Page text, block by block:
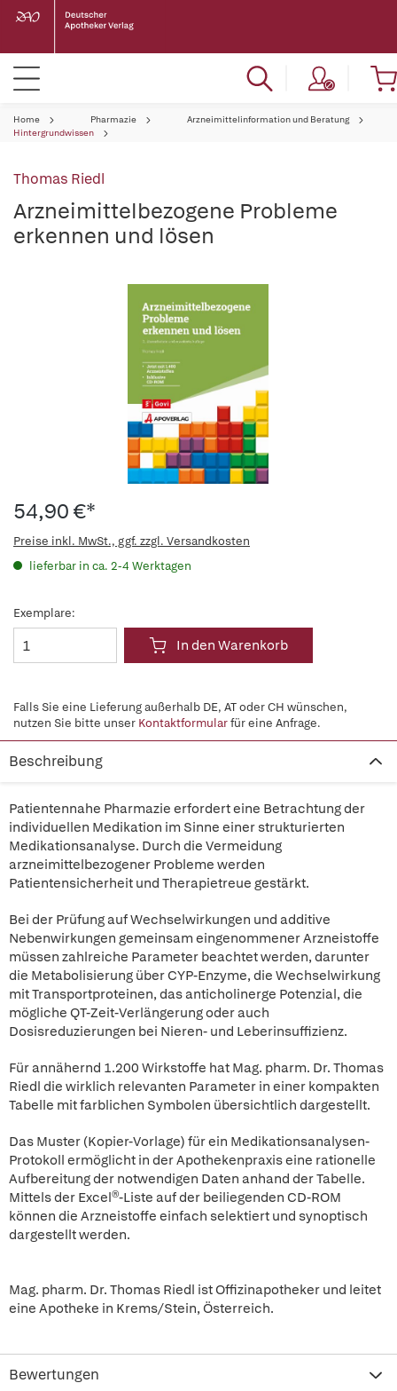
Home Pharmazie
Arzneimittelinformation und Beratung
Hintergrundwissen
Thomas Riedl
Arzneimittelbezogene Probleme
erkennen und lösen
54,90 €*
Preise inkl. MwSt., ggf. zzgl. Versandkosten
lieferbar in ca. 2-4 Werktagen
Exemplare:
In den Warenkorb
Falls Sie eine Lieferung außerhalb DE, AT oder CH wünschen,
nutzen Sie bitte unser Kontaktformularfür eine Anfrage.
Beschreibung
Patientennahe Pharmazie erfordert eine Betrachtung der
individuellen Medikation im Sinne einer strukturierten
Medikationsanalyse. Durch die Vermeidung
arzneimittelbezogener Probleme werden
Patientensicherheit und Therapietreue gestärkt.
Bei der Prüfung auf Wechselwirkungen und additive
Nebenwirkungen gemeinsam eingenommener Arzneistoffe
müssen zahlreiche Parameter beachtet werden, darunter
die Metabolisierung über CYP-Enzyme, die Wechselwirkung
mit Transportproteinen, das anticholinerge Potenzial, die
mögliche QT-Zeit-Verlängerung oder auch
Dosisreduzierungen bei Nieren- und Leberinsuffizienz.
Für annähernd 1.200 Wirkstoffe hat Mag. pharm. Dr. Thomas
Riedl die wirklich relevanten Parameter in einer kompakten
Tabelle mit farblichen Symbolen übersichtlich dargestellt.
Das Muster (Kopier-Vorlage) für ein Medikationsanalysen-
Protokoll ermöglicht in der Apothekenpraxis eine rationelle
Aufbereitung der notwendigen Daten anhand der Tabelle.
Mittels der Excel®-Liste auf der beiliegenden CD-ROM
können die Arzneistoffe einfach selektiert und synoptisch
dargestellt werden.
Mag. pharm. Dr. Thomas Riedl ist Offizinapotheker und leitet
eine Apotheke in Krems/Stein, Österreich.
Bewertungen